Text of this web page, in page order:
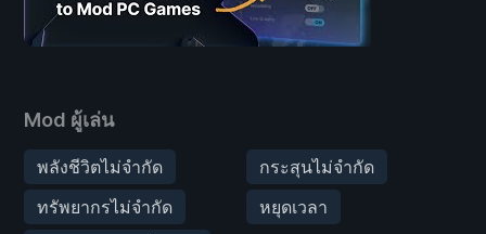
Mod ผู้เล่น
พลังชีวิตไม่จำกัด
กระสุนไม่จำกัด
ทรัพยากรไม่จำกัด
หยุดเวลา